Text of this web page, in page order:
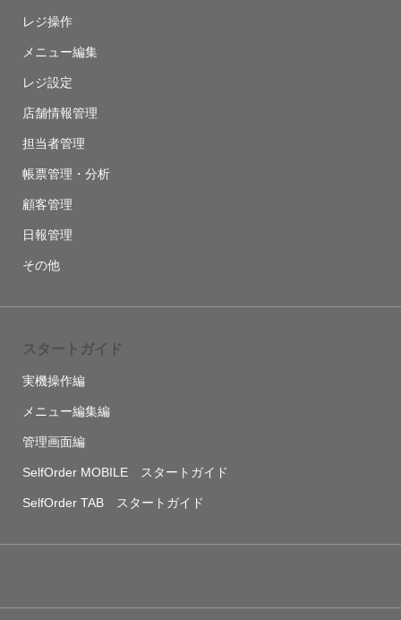
レジ操作
メニュー編集
レジ設定
店舗情報管理
担当者管理
帳票管理・分析
顧客管理
日報管理
その他
スタートガイド
実機操作編
メニュー編集編
管理画面編
SelfOrder MOBILE スタートガイド
SelfOrder TAB スタートガイド